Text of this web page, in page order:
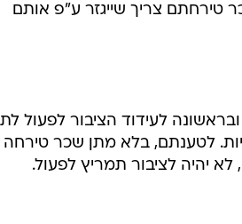
טירחתם צריך שייגזר ע"פ אותם
לעידוד הציבור לפעול
לטענתם, בלא מתן שכר טירחה
יהיה לציבור תמריץ לפעול.